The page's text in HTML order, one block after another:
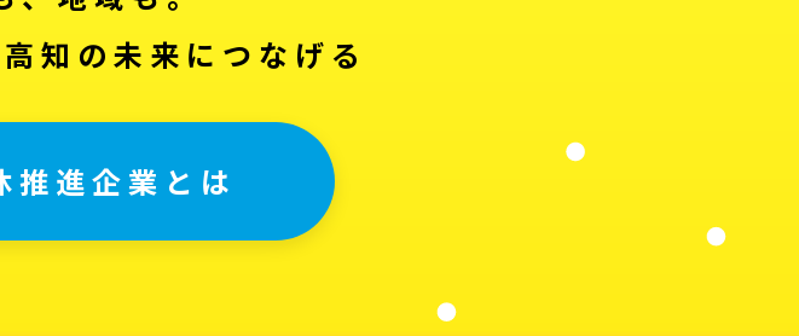
知の未来につなげる
推進企業とは